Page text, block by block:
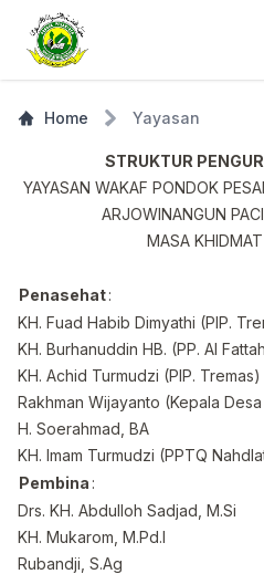
Home Yayasan
STRUKTUR
YAYASAN WAKAF PONDOK
ARJOWINANGUN
MASA
Penasehat:
KH. Fuad Habib Dimyathi (PIP.
KH. Burhanuddin HB. (PP. Al
KH. Achid Turmudzi (PIP. Tremas)
Rakhman Wijayanto (Kepala
H. Soerahmad, BA
KH. Imam Turmudzi (PPTQ
Pembina :
Drs. KH. Abdulloh Sadjad, M.Si
KH. Mukarom, M.Pd.I
Rubandji, S.Ag